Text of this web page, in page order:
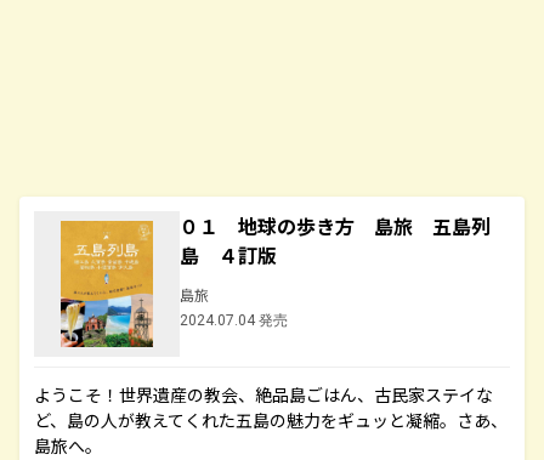
０１ 地球の歩き方 島旅 五島列
島 ４訂版
島旅
2024.07.04 発売
ようこそ！世界遺産の教会、絶品島ごはん、古民家ステイな
ど、島の人が教えてくれた五島の魅力をギュッと凝縮。さあ、
島旅へ。